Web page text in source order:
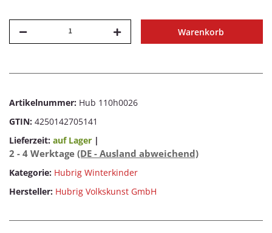
Warenkorb
Artikelnummer: Hub 110h0026
GTIN: 4250142705141
Lieferzeit: auf Lager |
2 - 4 Werktage (DE - Ausland abweichend)
Kategorie: Hubrig Winterkinder
Hersteller: Hubrig Volkskunst GmbH